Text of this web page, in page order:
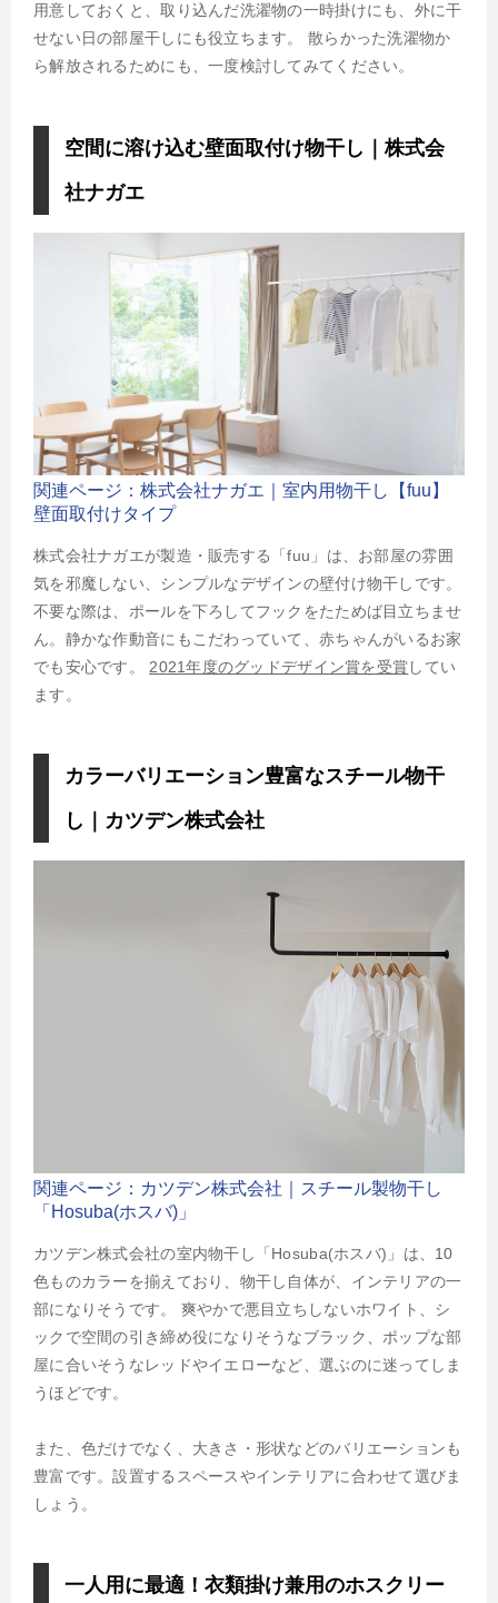
用意しておくと、取り込んだ洗濯物の一時掛けにも、外に干
せない日の部屋干しにも役立ちます。 散らかった洗濯物か
ら解放されるためにも、一度検討してみてください。
空間に溶け込む壁面取付け物干し｜株式会
社ナガエ
関連ページ：株式会社ナガエ｜室内用物干し【fuu】
壁面取付けタイプ
株式会社ナガエが製造・販売する「fuu」は、お部屋の雰囲
気を邪魔しない、シンプルなデザインの壁付け物干しです。
不要な際は、ポールを下ろしてフックをたためば目立ちませ
ん。静かな作動音にもこだわっていて、赤ちゃんがいるお家
でも安心です。 2021年度のグッドデザイン賞を受賞してい
ます。
カラーバリエーション豊富なスチール物干
し｜カツデン株式会社
関連ページ：カツデン株式会社｜スチール製物干し
「Hosuba(ホスバ)」
カツデン株式会社の室内物干し「Hosuba(ホスバ)」は、10
色ものカラーを揃えており、物干し自体が、インテリアの一
部になりそうです。 爽やかで悪目立ちしないホワイト、シ
ックで空間の引き締め役になりそうなブラック、ポップな部
屋に合いそうなレッドやイエローなど、選ぶのに迷ってしま
うほどです。
また、色だけでなく、大きさ・形状などのバリエーションも
豊富です。設置するスペースやインテリアに合わせて選びま
しょう。
一人用に最適！衣類掛け兼用のホスクリー